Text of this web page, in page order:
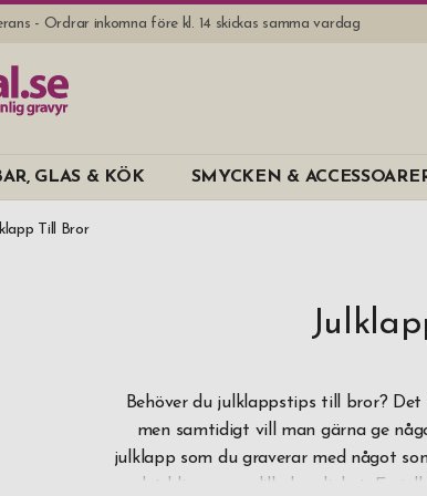
- Ordrar inkomna före kl. 14 skickas samma vardag
GLAS & KÖK SMYCKEN &
Till Bror
Behöver du julklappstips till bror?
men samtidigt vill man gärna ge
julklapp som du graverar med något